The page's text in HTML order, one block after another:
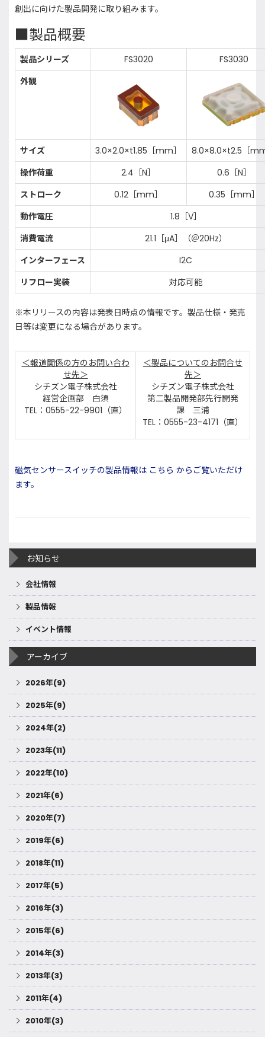
創出に向けた製品開発に取り組みます。
■製品概要
製品シリーズ FS3020
FS3030
外観
サイズ 3.0×2.0×t1.85［mm］
8.0×8.0×t2.5［
操作荷重
2.4［N］
0.6［N］
ストローク
0.12［mm］
0.35［mm］
動作電圧
1.8［V］
消費電流
21.1［μA］（＠20Hz）
インターフェース
I2C
リフロー実装
対応可能
※本リリースの内容は発表日時点の情報です。製品仕様・発売
日等は変更になる場合があります。
＜報道関係の方のお問い合わ
せ先＞
シチズン電子株式会社
経営企画部 白須
TEL：0555-22-9901（直）
＜製品についてのお問合せ
先＞
シチズン電子株式会社
第二製品開発部先行開発
課 三浦
TEL：0555-23-4171（直）
磁気センサースイッチの製品情報は こちら からご覧いただけ
ます。
お知らせ
会社情報
製品情報
イベント情報
アーカイブ
2026年(9)
2025年(9)
2024年(2)
2023年(11)
2022年(10)
2021年(6)
2020年(7)
2019年(6)
2018年(11)
2017年(5)
2016年(3)
2015年(6)
2014年(3)
2013年(3)
2011年(4)
2010年(3)